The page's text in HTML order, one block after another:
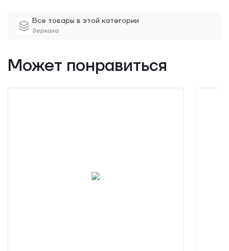
Все товары в этой категории
Зеркала
Может понравиться